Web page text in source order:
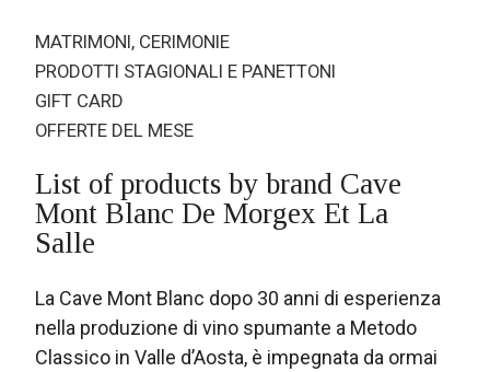
MATRIMONI, CERIMONIE
PRODOTTI STAGIONALI E PANETTONI
GIFT CARD
OFFERTE DEL MESE
List of products by brand Cave
Mont Blanc De Morgex Et La
Salle
La Cave Mont Blanc dopo 30 anni di esperienza
nella produzione di vino spumante a Metodo
Classico in Valle d’Aosta, è impegnata da ormai